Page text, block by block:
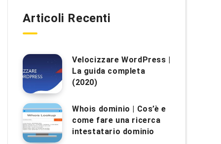
Articoli Recenti
Velocizzare WordPress |
La guida completa
(2020)
Whois dominio | Cos’è e
come fare una ricerca
intestatario dominio